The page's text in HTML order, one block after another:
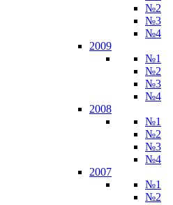
№2
№3
№4
2009
№1
№2
№3
№4
2008
№1
№2
№3
№4
2007
№1
№2